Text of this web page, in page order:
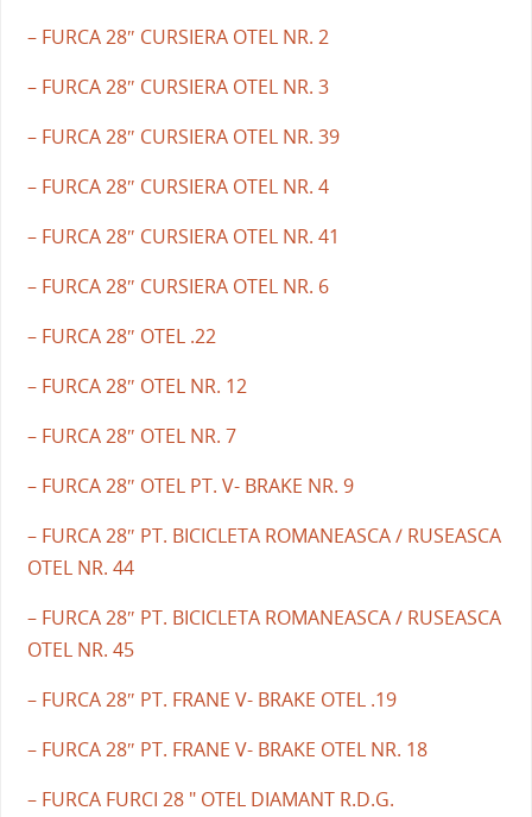
– FURCA 28″ CURSIERA OTEL NR. 2
– FURCA 28″ CURSIERA OTEL NR. 3
– FURCA 28″ CURSIERA OTEL NR. 39
– FURCA 28″ CURSIERA OTEL NR. 4
– FURCA 28″ CURSIERA OTEL NR. 41
– FURCA 28″ CURSIERA OTEL NR. 6
– FURCA 28″ OTEL .22
– FURCA 28″ OTEL NR. 12
– FURCA 28″ OTEL NR. 7
– FURCA 28″ OTEL PT. V- BRAKE NR. 9
– FURCA 28″ PT. BICICLETA ROMANEASCA / RUSEASCA
OTEL NR. 44
– FURCA 28″ PT. BICICLETA ROMANEASCA / RUSEASCA
OTEL NR. 45
– FURCA 28″ PT. FRANE V- BRAKE OTEL .19
– FURCA 28″ PT. FRANE V- BRAKE OTEL NR. 18
– FURCA FURCI 28 " OTEL DIAMANT R.D.G.